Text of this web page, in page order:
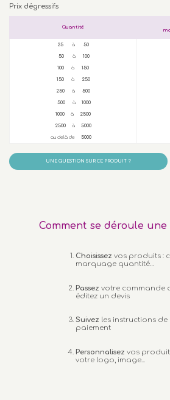
Prix dégressifs
Quantité
25 à 50
50à 100
100 à 150
150à 250
250 à 500
500à 1000
1000 à 2500
2500 à 5000
au delà de 5000
UNE QUESTION SUR CE PRODUIT ?
Comment se déroule une
Choisissez vos produits :
marquage quantité…
Passez votre commande
éditez un devis
Suivez les instructions de
paiement
Personnalisez vos
votre logo, image...